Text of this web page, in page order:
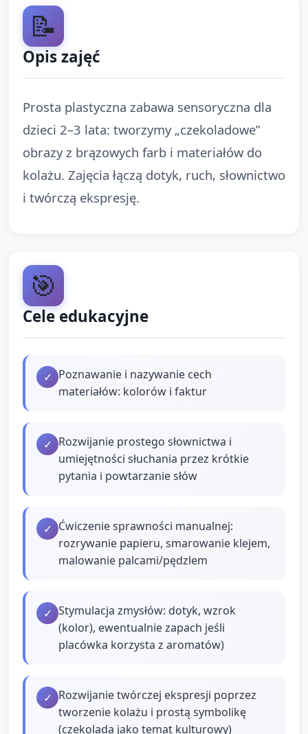
📝
Opis zajęć
Prosta plastyczna zabawa sensoryczna dla
dzieci 2–3 lata: tworzymy „czekoladowe”
obrazy z brązowych farb i materiałów do
kolażu. Zajęcia łączą dotyk, ruch, słownictwo
i twórczą ekspresję.
🎯
Cele edukacyjne
✓ Poznawanie i nazywanie cech
materiałów: kolorów i faktur
✓ Rozwijanie prostego słownictwa i
umiejętności słuchania przez krótkie
pytania i powtarzanie słów
✓ Ćwiczenie sprawności manualnej:
rozrywanie papieru, smarowanie klejem,
malowanie palcami/pędzlem
✓ Stymulacja zmysłów: dotyk, wzrok
(kolor), ewentualnie zapach jeśli
placówka korzysta z aromatów)
✓ Rozwijanie twórczej ekspresji poprzez
tworzenie kolażu i prostą symbolikę
(czekolada jako temat kulturowy)